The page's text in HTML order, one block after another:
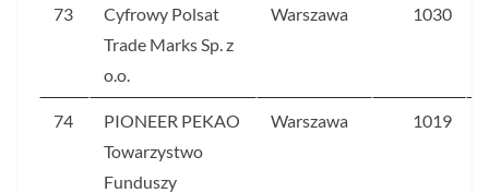
73
Cyfrowy Polsat
Trade Marks Sp. z
o.o.
Warszawa 1030
74
PIONEER PEKAO
Towarzystwo
Funduszy
Warszawa 1019